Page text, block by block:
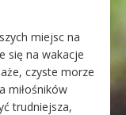
miejsc na
się na wakacje
czyste morze
miłośników
trudniejsza,